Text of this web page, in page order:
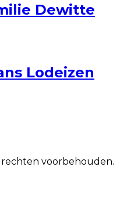
Dewitte
Lodeizen
voorbehouden.